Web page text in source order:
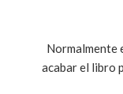
Normalmente
acabar el libro